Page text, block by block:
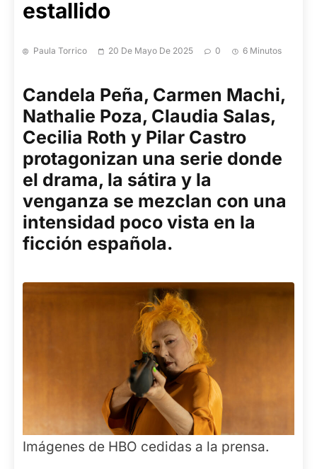
estallido
Paula Torrico 20 De Mayo De 2025 0 6 Minutos
Candela Peña, Carmen Machi,
Nathalie Poza, Claudia Salas,
Cecilia Roth y Pilar Castro
protagonizan una serie donde
el drama, la sátira y la
venganza se mezclan con una
intensidad poco vista en la
ficción española.
Imágenes de HBO cedidas a la prensa.